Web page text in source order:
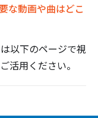
な動画や曲はどこ
以下のページで視
活用ください。